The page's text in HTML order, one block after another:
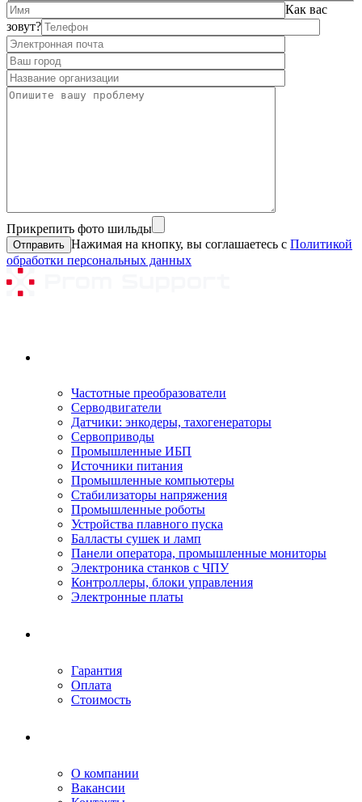
Как вас
зовут?
Прикрепить фото шильды
Нажимая на кнопку, вы соглашаетесь с Политикой
обработки персональных данных
Частотные преобразователи
Серводвигатели
Датчики: энкодеры, тахогенераторы
Сервоприводы
Промышленные ИБП
Источники питания
Промышленные компьютеры
Стабилизаторы напряжения
Промышленные роботы
Устройства плавного пуска
Балласты сушек и ламп
Панели оператора, промышленные мониторы
Электроника станков с ЧПУ
Контроллеры, блоки управления
Электронные платы
Гарантия
Оплата
Стоимость
О компании
Вакансии